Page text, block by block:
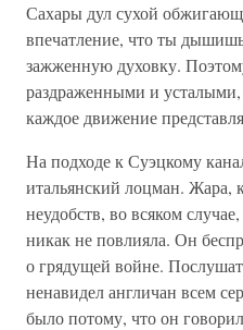
Сахары дул сухой
впечатление, что ты
зажженную духовку.
раздраженными и усталыми,
каждое движение
На подходе к Суэцкому
итальянский лоцман. Жара,
неудобств, во всяком
никак не повлияла. Он
о грядущей войне.
ненавидел англичан всем
было потому, что он